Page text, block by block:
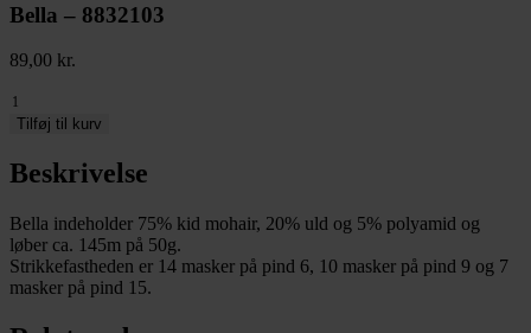
Bella – 8832103
89,00 kr.
Bella
antal
Tilføj til kurv
Beskrivelse
Bella indeholder 75% kid mohair, 20% uld og 5% polyamid og
løber ca. 145m på 50g.
Strikkefastheden er 14 masker på pind 6, 10 masker på pind 9 og 7
masker på pind 15.